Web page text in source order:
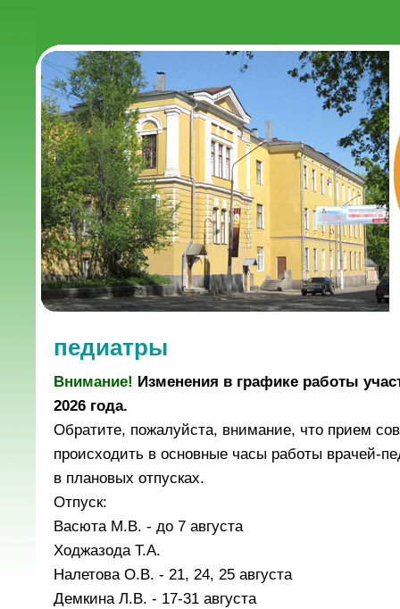
педиатры
Внимание! Изменения в графике работы
2026 года.
Обратите, пожалуйста, внимание, что прием
происходить в основные часы работы врачей-
в плановых отпусках.
Отпуск:
Васюта М.В. - до 7 августа
Ходжазода Т.А.
Налетова О.В. - 21, 24, 25 августа
Демкина Л.В. - 17-31 августа